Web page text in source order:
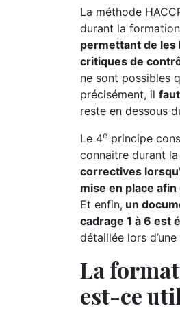
La méthode
durant la formation
permettant de les
critiques de
ne sont possibles
précisément, il
reste en dessous
Le 4e principe
connaitre durant
correctives
mise en place
Et enfin, un
cadrage 1 à 6 est
détaillée lors
La
est-ce